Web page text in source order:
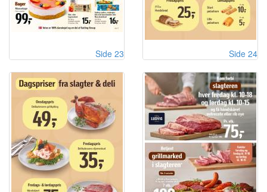
Side 23 Side 24